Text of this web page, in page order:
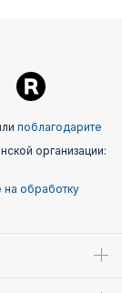
поблагодарите
организации:
на обработку